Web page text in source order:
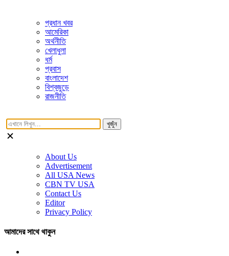
প্রধান খবর
আমেরিকা
অর্থনীতি
খেলাধুলা
ধর্ম
প্রবাস
বাংলাদেশ
বিশ্বজুড়ে
রাজনীতি
খুজুঁন
About Us
Advertisement
All USA News
CBN TV USA
Contact Us
Editor
Privacy Policy
আমাদের সাথে থাকুন